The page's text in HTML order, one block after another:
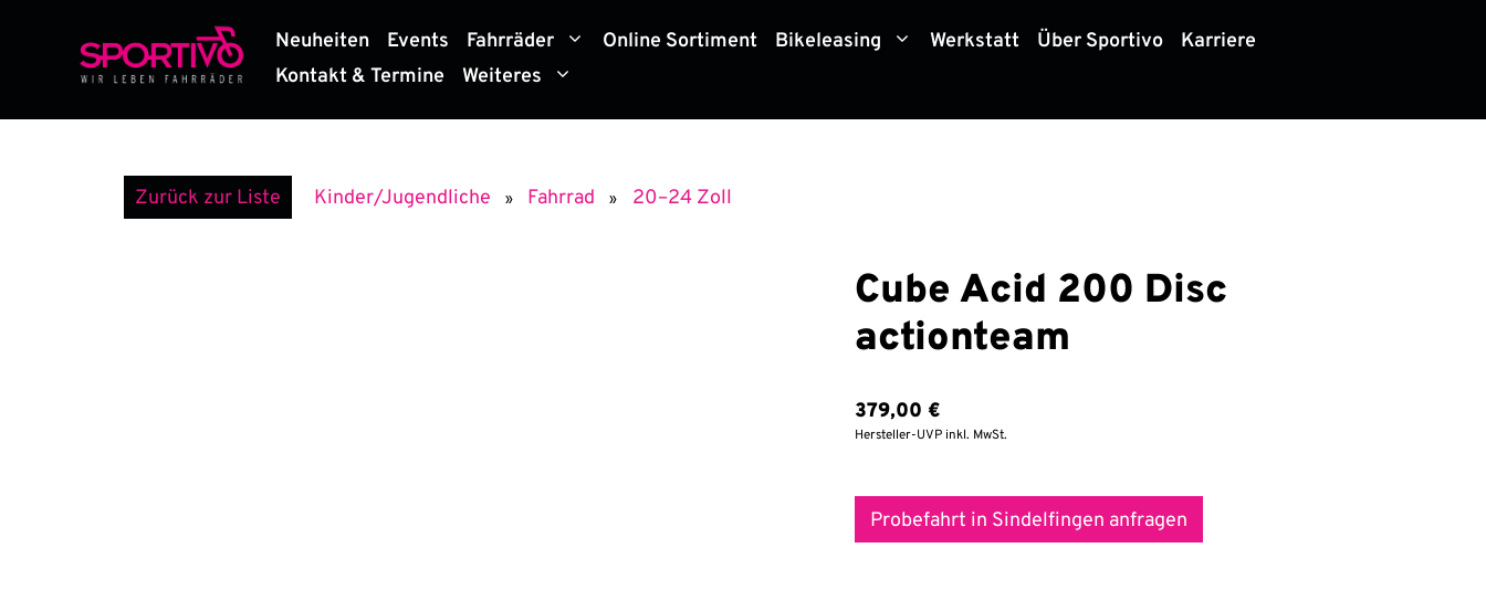
Neuheiten Events Fahrräder Online Sortiment Bikeleasing Werkstatt Über Sportivo
Karriere
Kontakt & Termine
Weiteres
Zurück zur Liste Kinder/Jugendliche » Fahrrad » 20–24 Zoll
Cube Acid 200 Disc
actionteam
379,00 €
Hersteller-UVP inkl. MwSt.
Probefahrt in Sindelfingen anfragen